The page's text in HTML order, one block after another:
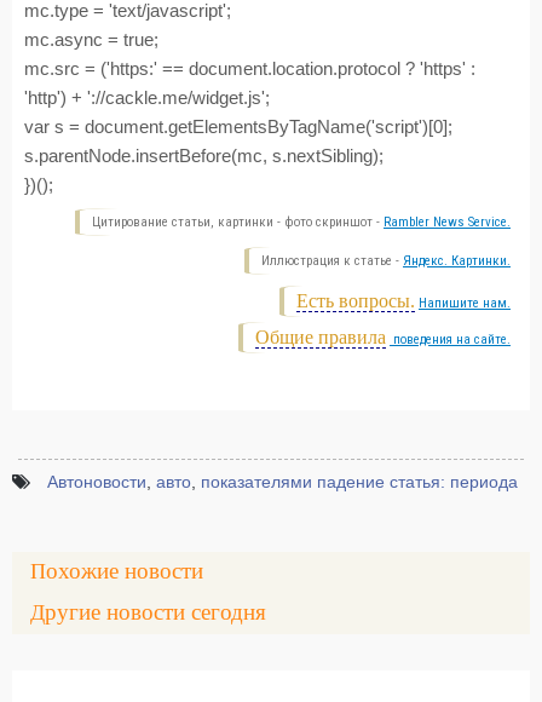
mc.type = 'text/jаvascript';
mc.async = true;
mc.src = ('https:' == document.location.protocol ? 'https' :
'http') + '://cackle.me/widget.js';
var s = document.getElementsByTagName('script')[0];
s.parentNode.insertBefore(mc, s.nextSibling);
})();
Цитирование статьи, картинки - фото скриншот - Rambler News Service.
Иллюстрация к статье - Яндекс. Картинки.
Есть вопросы. Напишите нам.
Общие правила поведения на сайте.
Автоновости авто показателями падение статья: периода
Похожие новости
Другие новости сегодня